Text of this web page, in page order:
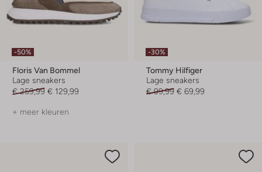
-50%
Floris Van Bommel
Lage sneakers
€ 259,99 € 129,99
+ meer kleuren
-30%
Tommy Hilfiger
Lage sneakers
€ 99,99 € 69,99